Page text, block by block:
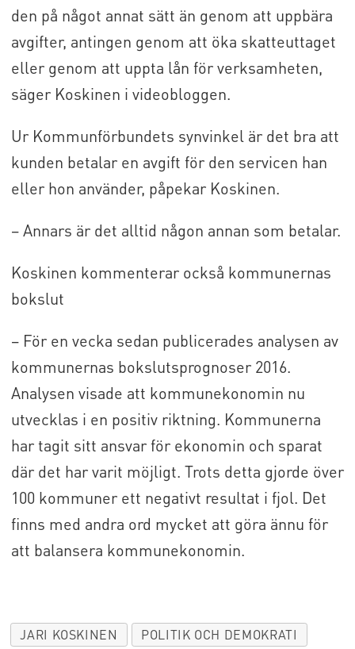
den på något annat sätt än genom att uppbära
avgifter, antingen genom att öka skatteuttaget
eller genom att uppta lån för verksamheten,
säger Koskinen i videobloggen.
Ur Kommunförbundets synvinkel är det bra att
kunden betalar en avgift för den servicen han
eller hon använder, påpekar Koskinen.
– Annars är det alltid någon annan som betalar.
Koskinen kommenterar också kommunernas
bokslut
– För en vecka sedan publicerades analysen av
kommunernas bokslutsprognoser 2016.
Analysen visade att kommunekonomin nu
utvecklas i en positiv riktning. Kommunerna
har tagit sitt ansvar för ekonomin och sparat
där det har varit möjligt. Trots detta gjorde över
100 kommuner ett negativt resultat i fjol. Det
finns med andra ord mycket att göra ännu för
att balansera kommunekonomin.
JARI KOSKINEN
POLITIK OCH DEMOKRATI